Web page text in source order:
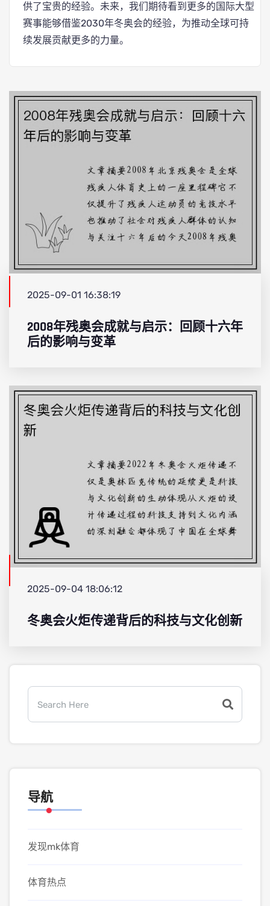
供了宝贵的经验。未来，我们期待看到更多的国际大型
赛事能够借鉴2030年冬奥会的经验，为推动全球可持
续发展贡献更多的力量。
2025-09-01 16:38:19
2008年残奥会成就与启示：回顾十六年
后的影响与变革
2025-09-04 18:06:12
冬奥会火炬传递背后的科技与文化创新
导航
发现mk体育
体育热点